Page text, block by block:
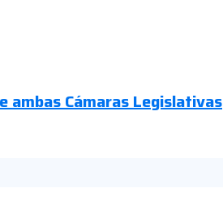
ambas Cámaras Legislativas